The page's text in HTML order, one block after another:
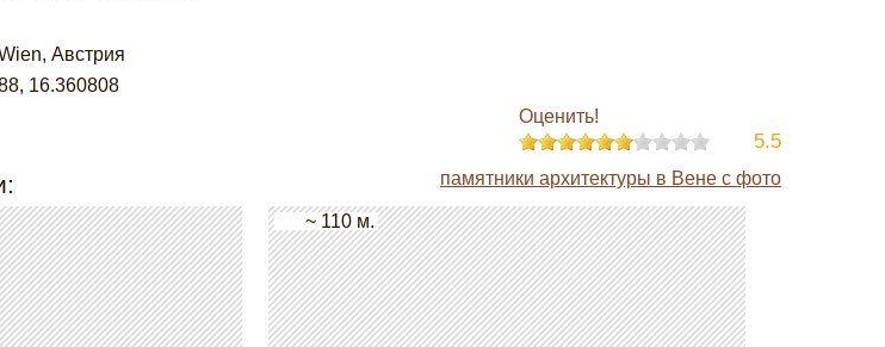
Австрия
, 16.360808
Оценить!
5.5
памятники архитектуры в Вене с фото
~ 110 м.